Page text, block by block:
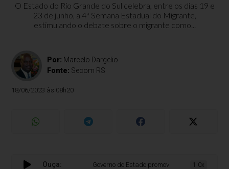
O Estado do Rio Grande do Sul celebra, entre os dias 19 e
23 de junho, a 4ª Semana Estadual do Migrante,
estimulando o debate sobre o migrante como...
Por: Marcelo Dargelio
Fonte: Secom RS
18/06/2023 às 08h20
Ouça: Governo do Estado promove a 4ª Semana
1.0x